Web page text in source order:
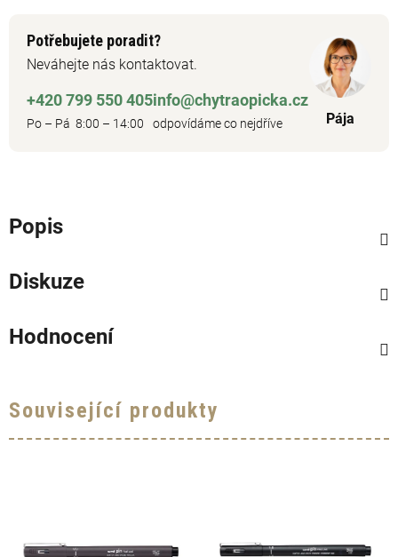
Potřebujete poradit?
Neváhejte nás kontaktovat.
+420 799 550 405
Po – Pá 8:00 – 14:00
info@chytraopicka.cz
odpovídáme co nejdříve Pája
Popis
Diskuze
Hodnocení
Související produkty